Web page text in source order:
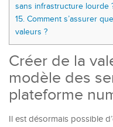
sans infrastructure lourde
15. Comment s’assurer
valeurs ?
Créer de la
modèle des
plateforme
Il est désormais possible